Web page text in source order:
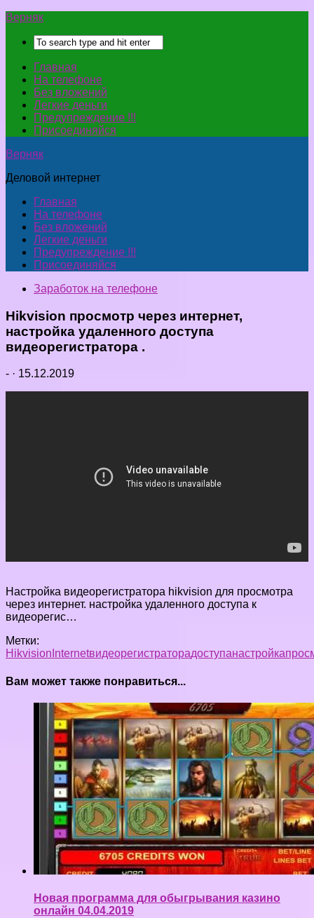
Верняк
Главная
На телефоне
Без вложений
Легкие деньги
Предупреждение !!!
Присоединяйся
Верняк
Деловой интернет
Главная
На телефоне
Без вложений
Легкие деньги
Предупреждение !!!
Присоединяйся
Заработок на телефоне
Hikvision просмотр через интернет,
настройка удаленного доступа
видеорегистратора .
- · 15.12.2019
Настройка видеорегистратора hikvision для просмотра
через интернет. настройка удаленного доступа к
видеорегис…
Метки:
Hikvision Internetвидеорегистраторадоступанастройка
Вам может также понравиться...
Новая программа для обыгрывания казино
онлайн 04.04.2019